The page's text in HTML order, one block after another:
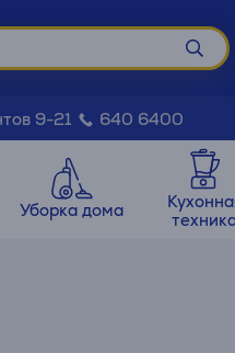
9-21 640 6400
Уборка дома